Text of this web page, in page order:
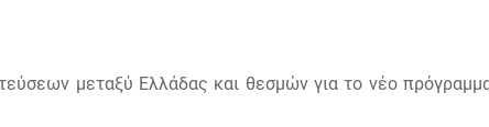
μεταξύ Ελλάδας και θεσμών για το νέο